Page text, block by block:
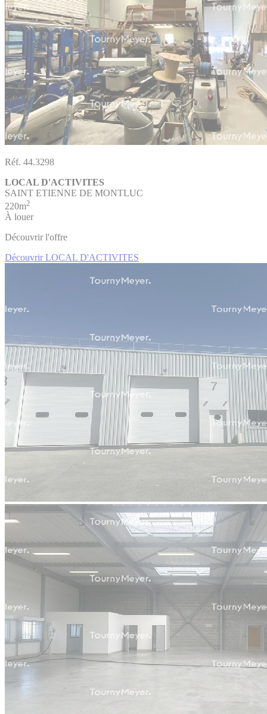
Réf. 44.3298
LOCAL D'ACTIVITES
SAINT ETIENNE DE MONTLUC
220m2
À louer
Découvrir l'offre
Découvrir LOCAL D'ACTIVITES